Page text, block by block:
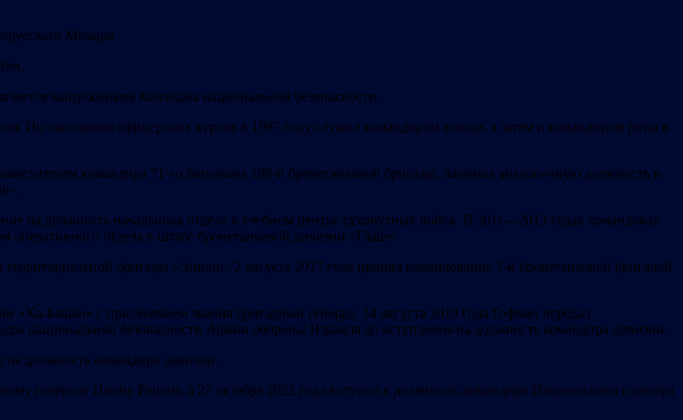
Мозыря.
выпускником Колледжа национальной безопасности.
По окончании офицерских курсов в 1997 году служил командиром взвода, а затем и командиром роты в
командира 71-го батальона 188-й бронетанковой бригады. Занимал аналогичную должность в
на должность начальника отдела в учебном центре сухопутных войск. В 2011—2013 годах командовал
отдела в штабе бронетанковой дивизии «Гааш».
бригады «Эцион». 2 августа 2017 года принял командование 7-й бронетанковой бригадой
Башан» с присвоением звания бригадный генерал. 14 августа 2019 года Гофман передал
национальной безопасности Армии обороны Израиля до вступления на должность командира дивизии.
должность командира дивизии.
генералу Циону Рацону, а 27 октября 2022 года вступил в должность командира Национального центра